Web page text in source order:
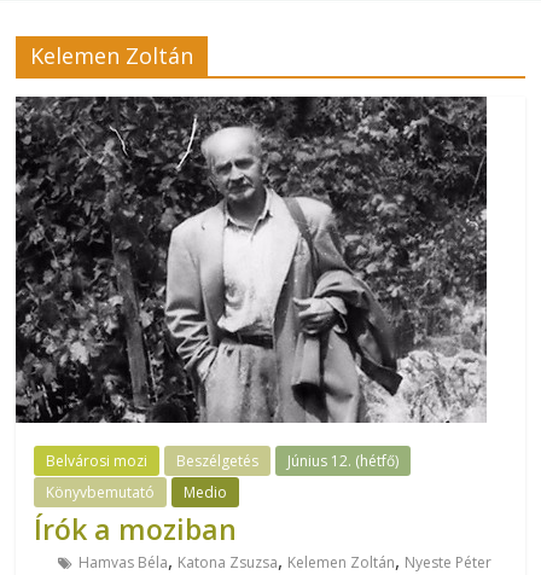
Kelemen Zoltán
Belvárosi mozi Beszélgetés
Június 12. (hétfő)
Könyvbemutató
Medio
Írók a moziban
Hamvas Béla, Katona Zsuzsa, Kelemen Zoltán, Nyeste Péter